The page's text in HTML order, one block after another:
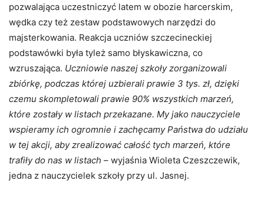
pozwalająca uczestniczyć latem w obozie harcerskim,
wędka czy też zestaw podstawowych narzędzi do
majsterkowania. Reakcja uczniów szczecineckiej
podstawówki była tyleż samo błyskawiczna, co
wzruszająca. Uczniowie naszej szkoły zorganizowali
zbiórkę, podczas której uzbierali prawie 3 tys. zł, dzięki
czemu skompletowali prawie 90% wszystkich marzeń,
które zostały w listach przekazane. My jako nauczyciele
wspieramy ich ogromnie i zachęcamy Państwa do udziału
w tej akcji, aby zrealizować całość tych marzeń, które
trafiły do nas w listach – wyjaśnia Wioleta Czeszczewik,
jedna z nauczycielek szkoły przy ul. Jasnej.